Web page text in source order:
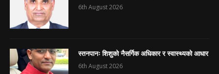
6th August 2026
स्तनपानः शिशुको नैसर्गिक अधिकार र स्वास्थ्यको आधार
6th August 2026